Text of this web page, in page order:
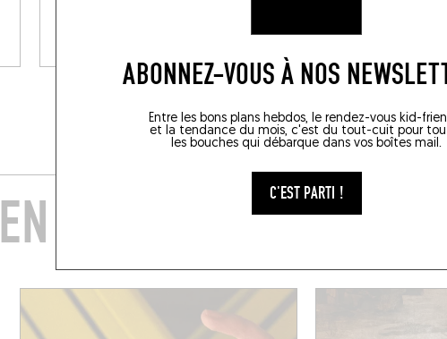
ABONNEZ-VOUS À NOS
Entre les bons plans hebdos, le rendez-vous kid-
et la tendance du mois, c'est du tout-cuit pour
les bouches qui débarque dans vos boîtes mail.
C'EST PARTI !
1 2 3 4 5 6 25
EN CE MOMENT SUR